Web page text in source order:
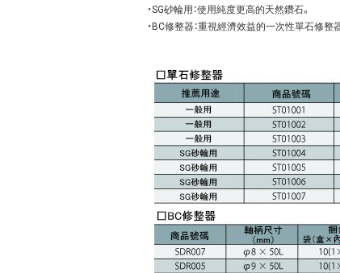
・SG砂輪用：使用純度更高的天然鑽石。
・BC修整器：重視經濟效益的一次性單石修整